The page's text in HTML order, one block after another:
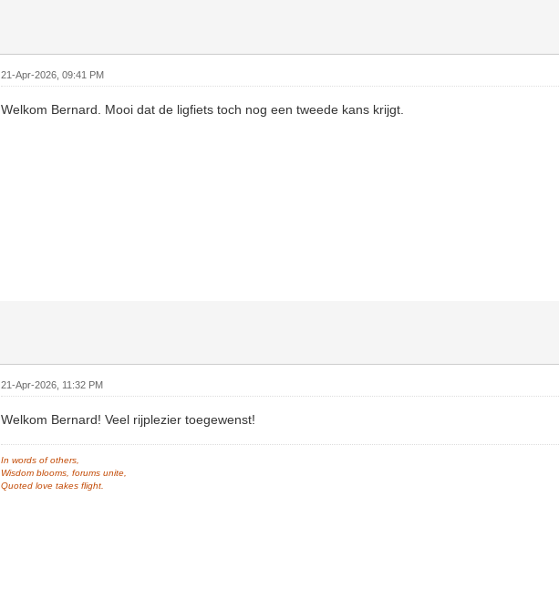
21-Apr-2026, 09:41 PM
Welkom Bernard. Mooi dat de ligfiets toch nog een tweede kans krijgt.
21-Apr-2026, 11:32 PM
Welkom Bernard! Veel rijplezier toegewenst!
In words of others,
Wisdom blooms, forums unite,
Quoted love takes flight.